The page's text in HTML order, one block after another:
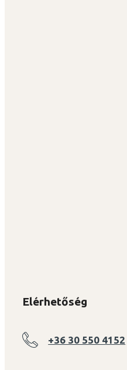
Elérhetőség
+36 30 550 4152